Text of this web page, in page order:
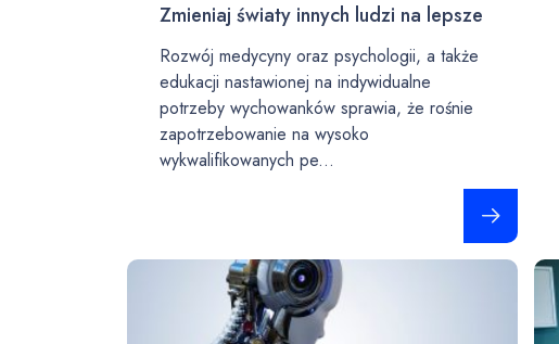
Zmieniaj światy innych ludzi na lepsze
Rozwój medycyny oraz psychologii, a także
edukacji nastawionej na indywidualne
potrzeby wychowanków sprawia, że rośnie
zapotrzebowanie na wysoko
wykwalifikowanych pe...